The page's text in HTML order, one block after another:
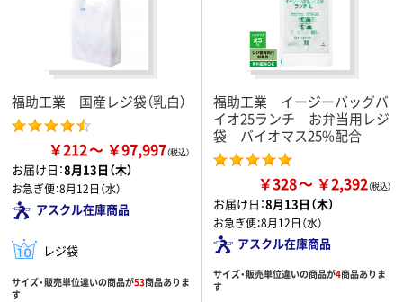
福助工業 国産レジ袋（乳白）
￥212 ￥97,997
お届け日：8月13日（木）
お急ぎ便：8月12日（水）
アスクル在庫商品
レジ袋
サイズ・販売単位違いの商品が53商品ありま
す
福助工業 イージーバッグバ
イオ25ランチ お弁当用レジ
袋 バイオマス25%配合
￥328 ￥2,392
お届け日：8月13日（木）
お急ぎ便：8月12日（水）
アスクル在庫商品
サイズ・販売単位違いの商品が4商品ありま
す